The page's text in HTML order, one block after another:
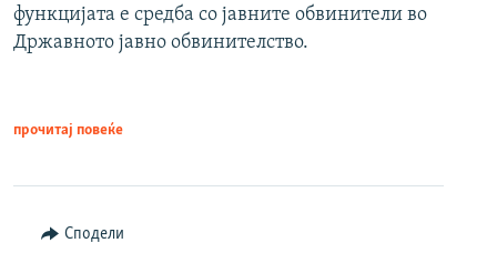
функцијата е средба со јавните обвинители во
Државното јавно обвинителство.
прочитај повеќе
Сподели